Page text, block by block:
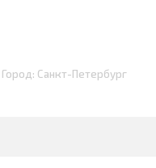
Город: Санкт-Петербург